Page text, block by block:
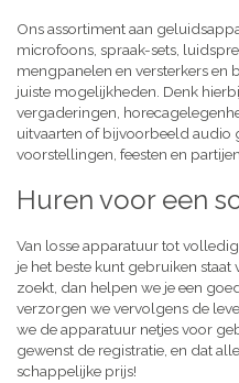
Ons assortiment aan
microfoons, spraak-sets,
mengpanelen en versterkers en
juiste mogelijkheden. Denk
vergaderingen,
uitvaarten of bijvoorbeeld audio
voorstellingen, feesten en partijen.
Huren voor een
Van losse apparatuur tot
je het beste kunt gebruiken staat
zoekt, dan helpen we je een
verzorgen we vervolgens de
we de apparatuur netjes voor
gewenst de registratie, en dat
schappelijke prijs!